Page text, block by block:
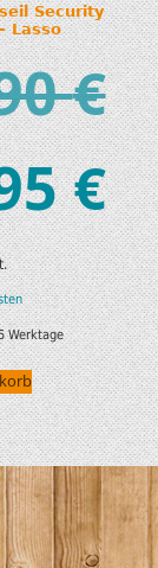
Security
Lasso
€
€
Werktage